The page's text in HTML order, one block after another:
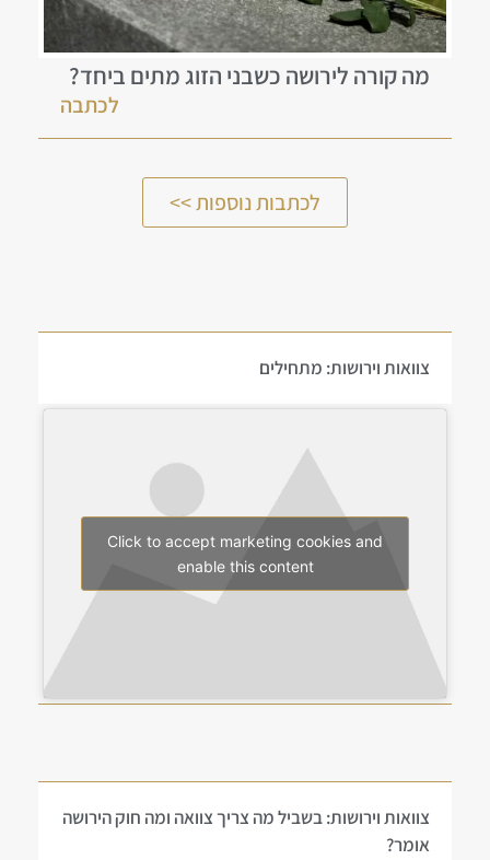
מה קורה לירושה כשבני הזוג מתים ביחד?
לכתבה
לכתבות נוספות >>
צוואות וירושות: מתחילים
Click to accept marketing cookies and
enable this content
צוואות וירושות: בשביל מה צריך צוואה ומה חוק הירושה
אומר?